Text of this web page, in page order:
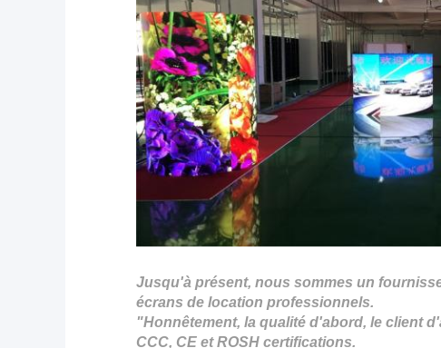
Jusqu'à présent, nous sommes un
écrans de location professionnels.
"Honnêtement, la qualité d'abord, le client
CCC, CE et ROSH certifications.